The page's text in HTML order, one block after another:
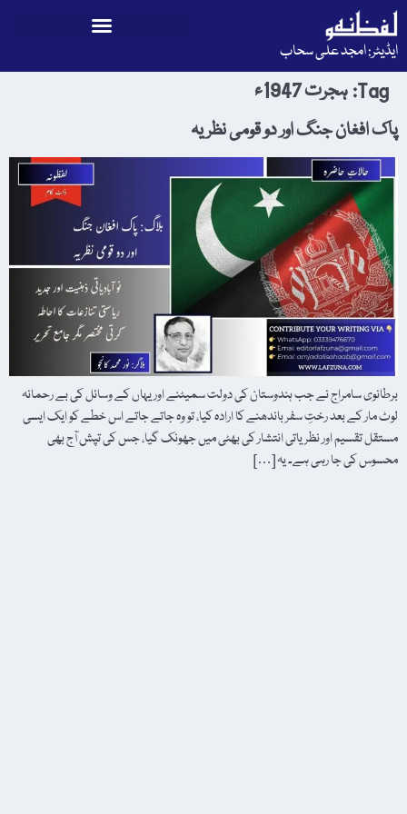
ایڈیٹر: امجد علی سحاب
Tag: ہجرت 1947ء
پاک افغان جنگ اور دو قومی نظریہ
برطانوی سامراج نے جب ہندوستان کی دولت سمیٹنے اور یہاں کے وسائل کی بے رحمانہ
لوٹ مار کے بعد رختِ سفر باندھنے کا ارادہ کیا، تو وہ جاتے جاتے اس خطے کو ایک ایسی
مستقل تقسیم اور نظریاتی انتشار کی بھٹی میں جھونک گیا، جس کی تپش آج بھی
محسوس کی جا رہی ہے۔ یہ […]